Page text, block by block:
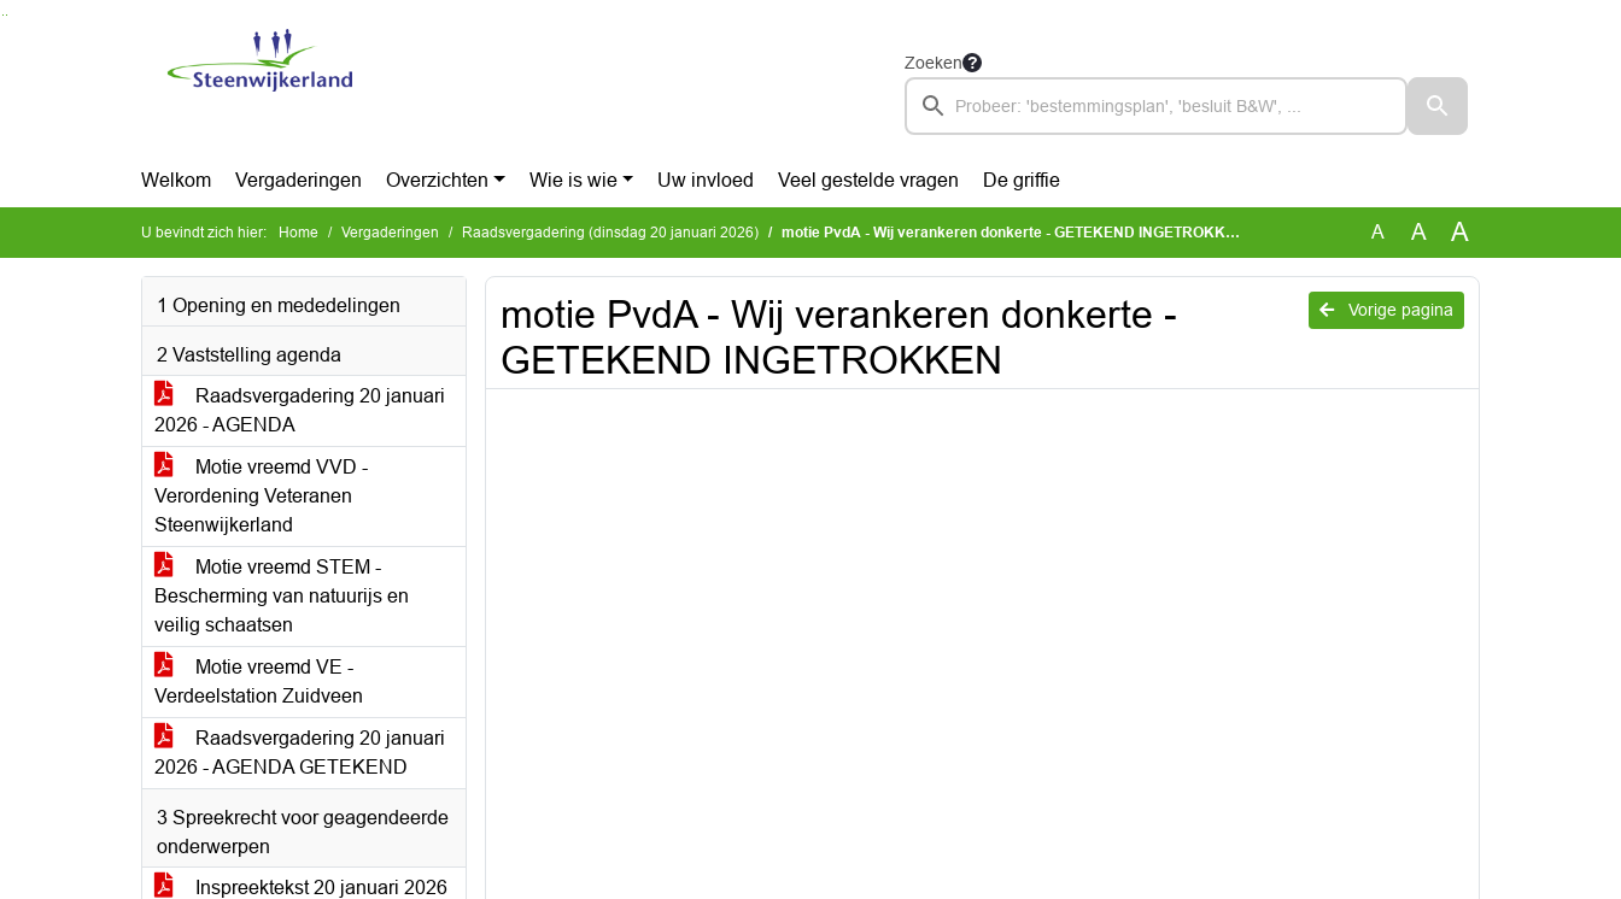
Ga naar de inhoud van deze pagina
Zoeken
Welkom Vergaderingen Overzichten Wie is wie Uw invloed Veel gestelde vragen De griffie
U bevindt zich hier: Home Vergaderingen Raadsvergadering (dinsdag 20 januari 2026) motie PvdA - Wij verankeren donkerte - GETEKEND INGETROKKEN A A A
1 Opening en mededelingen
2 Vaststelling agenda
Raadsvergadering 20 januari
2026 - AGENDA
Motie vreemd VVD -
Verordening Veteranen
Steenwijkerland
Motie vreemd STEM -
Bescherming van natuurijs en
veilig schaatsen
Motie vreemd VE -
Verdeelstation Zuidveen
Raadsvergadering 20 januari
2026 - AGENDA GETEKEND
3 Spreekrecht voor geagendeerde
onderwerpen
Inspreektekst 20 januari 2026
Vorige pagina
motie PvdA - Wij verankeren donkerte -
GETEKEND INGETROKKEN